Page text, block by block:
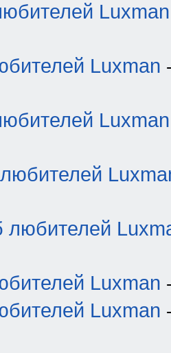
Luxman
Luxman
Luxman
любителей
Luxman
Luxman